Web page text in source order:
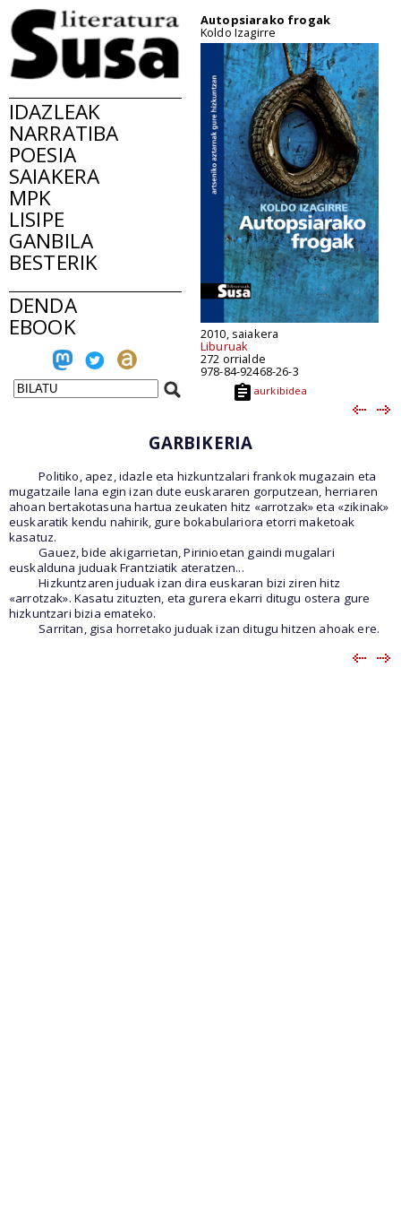
IDAZLEAK
NARRATIBA
POESIA
SAIAKERA
MPK
LISIPE
GANBILA
BESTERIK
DENDA
EBOOK
Autopsiarako frogak
Koldo Izagirre
2010, saiakera
Liburuak
272 orrialde
978-84-92468-26-3
aurkibidea
GARBIKERIA
Politiko, apez, idazle eta hizkuntzalari frankok mugazain eta
mugatzaile lana egin izan dute euskararen gorputzean, herriaren
ahoan bertakotasuna hartua zeukaten hitz «arrotzak» eta «zikinak»
euskaratik kendu nahirik, gure bokabulariora etorri maketoak
kasatuz.
Gauez, bide akigarrietan, Pirinioetan gaindi mugalari
euskalduna juduak Frantziatik ateratzen...
Hizkuntzaren juduak izan dira euskaran bizi ziren hitz
«arrotzak». Kasatu zituzten, eta gurera ekarri ditugu ostera gure
hizkuntzari bizia emateko.
Sarritan, gisa horretako juduak izan ditugu hitzen ahoak ere.